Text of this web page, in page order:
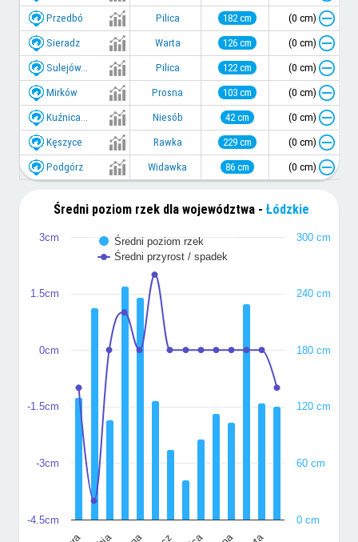
Przedbó Pilica 182 cm (0 cm)
Sieradz Warta 126 cm (0 cm)
Sulejów... Pilica 122 cm (0 cm)
Mirków Prosna 103 cm (0 cm)
Kuźnica... Niesób 42 cm (0 cm)
Kęszyce Rawka 229 cm (0 cm)
Podgórz Widawka 86 cm (0 cm)
Średni poziom rzek dla województwa - Łódzkie
Średni poziom rzek
Średni przyrost / spadek
0cm
-4.5cm
-3cm
-1.5cm
1.5cm
3cm
0 cm
300 cm
60 cm
120 cm
180 cm
240 cm